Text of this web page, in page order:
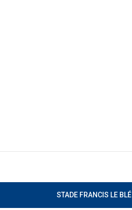
STADE FRANCIS LE BLÉ